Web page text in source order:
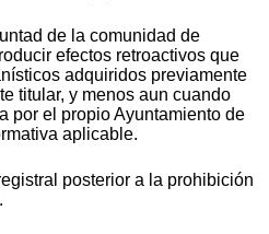
de la comunidad de
efectos retroactivos que
adquiridos previamente
titular, y menos aun cuando
por el propio Ayuntamiento de
aplicable.
posterior a la prohibición